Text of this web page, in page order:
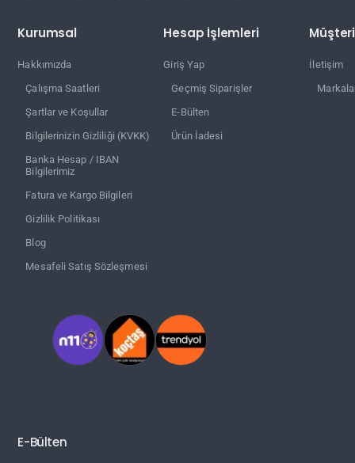
Kurumsal
Hakkımızda
Çalışma Saatleri
Şartlar ve Koşullar
Bilgilerinizin Gizliliği (KVKK)
Banka Hesap / IBAN
Bilgilerimiz
Fatura ve Kargo Bilgileri
Gizlilik Politikası
Blog
Mesafeli Satış Sözleşmesi
Hesap İşlemleri
Giriş Yap
Geçmiş Siparişler
E-Bülten
Ürün İadesi
İletişim
E-Bülten